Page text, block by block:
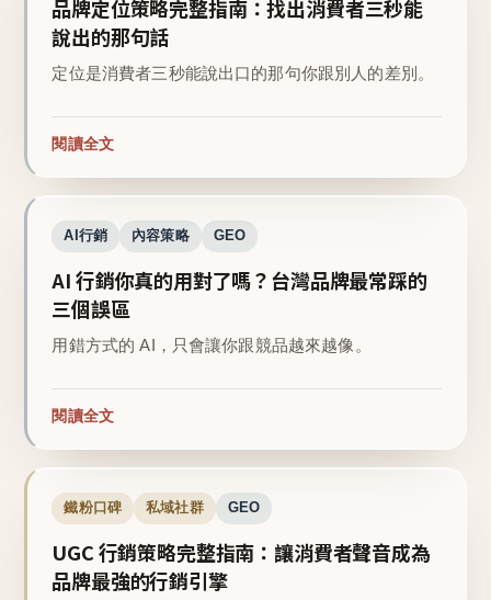
品牌定位策略完整指南：找出消費者三秒能
說出的那句話
定位是消費者三秒能說出口的那句你跟別人的差別。
閱讀全文
AI行銷 內容策略 GEO
AI 行銷你真的用對了嗎？台灣品牌最常踩的
三個誤區
用錯方式的 AI，只會讓你跟競品越來越像。
閱讀全文
鐵粉口碑 私域社群 GEO
UGC 行銷策略完整指南：讓消費者聲音成為
品牌最強的行銷引擎